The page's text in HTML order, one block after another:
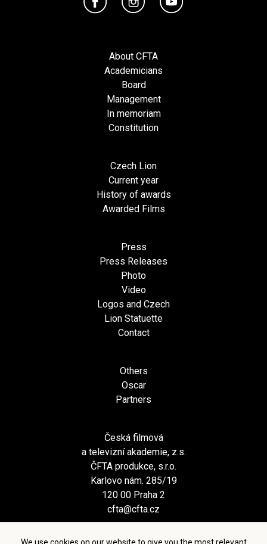
About CFTA
Academicians
Board
Management
In memoriam
Constitution
Czech Lion
Current year
History of awards
Awarded Films
Press
Press Releases
Photo
Video
Logos and Czech
Lion Statuette
Contact
Others
Oscar
Partners
Česká filmová
a televizní akademie, z.s.
ČFTA produkce, s.r.o.
Karlovo nám. 285/19
120 00 Praha 2
cfta@cfta.cz